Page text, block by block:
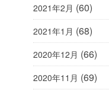
2021年2月 (60)
2021年1月 (68)
2020年12月 (66)
2020年11月 (69)